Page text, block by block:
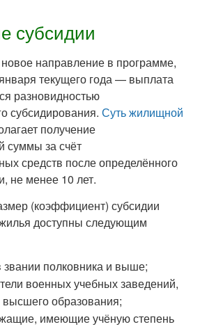
субсидии
направление в программе,
текущего года — выплата
разновидностью
субсидирования. Суть жилищной
получение
суммы за счёт
средств после определённого
не менее 10 лет.
(коэффициент) субсидии
доступны следующим
полковника и выше;
военных учебных заведений,
высшего образования;
имеющие учёную степень